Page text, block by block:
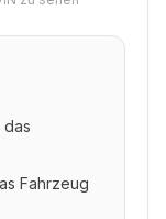
Fahrzeug